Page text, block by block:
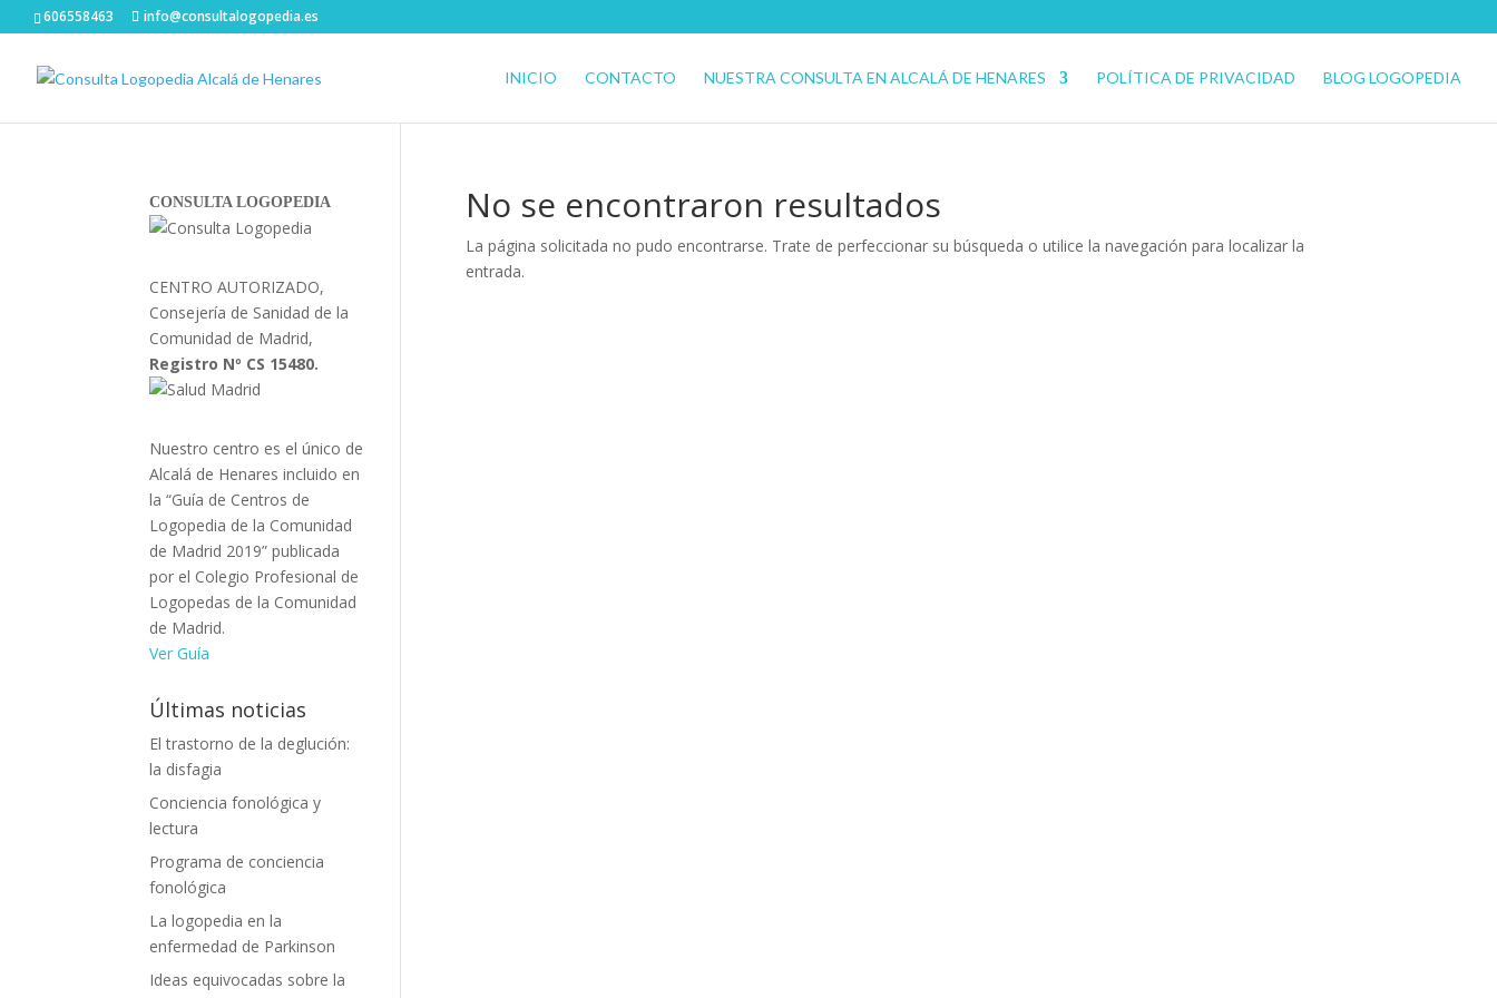
606558463 info@consultalogopedia.es
INICIO CONTACTO NUESTRA CONSULTA EN ALCALÁ DE HENARES POLÍTICA DE PRIVACIDAD BLOG LOGOPEDIA
No se encontraron resultados
La página solicitada no pudo encontrarse. Trate de perfeccionar su búsqueda o utilice la navegación para localizar la
entrada.
CONSULTA LOGOPEDIA
CENTRO AUTORIZADO,
Consejería de Sanidad de la
Comunidad de Madrid,
Registro Nº CS 15480.
Nuestro centro es el único de
Alcalá de Henares incluido en
la “Guía de Centros de
Logopedia de la Comunidad
de Madrid 2019” publicada
por el Colegio Profesional de
Logopedas de la Comunidad
de Madrid.
Ver Guía
Últimas noticias
El trastorno de la deglución:
la disfagia
Conciencia fonológica y
lectura
Programa de conciencia
fonológica
La logopedia en la
enfermedad de Parkinson
Ideas equivocadas sobre la